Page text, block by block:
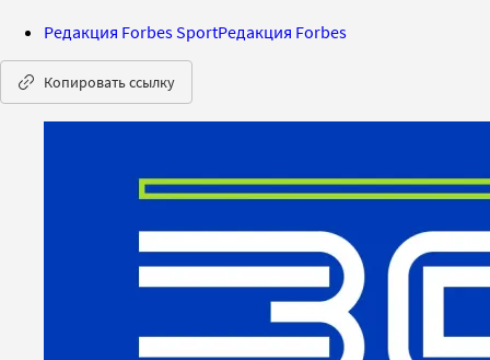
Редакция Forbes SportРедакция Forbes
Копировать ссылку